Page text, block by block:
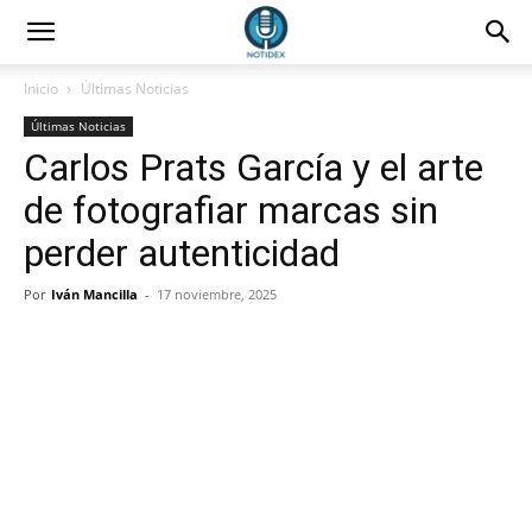
Inicio Últimas Noticias
Últimas Noticias
Carlos Prats García y el arte
de fotografiar marcas sin
perder autenticidad
Por Iván Mancilla - 17 noviembre, 2025